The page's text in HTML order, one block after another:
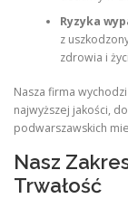
Ryzyka
z
zdrowia i
Nasza firma
najwyższej jakości,
podwarszawskich
Nasz
Trwałość